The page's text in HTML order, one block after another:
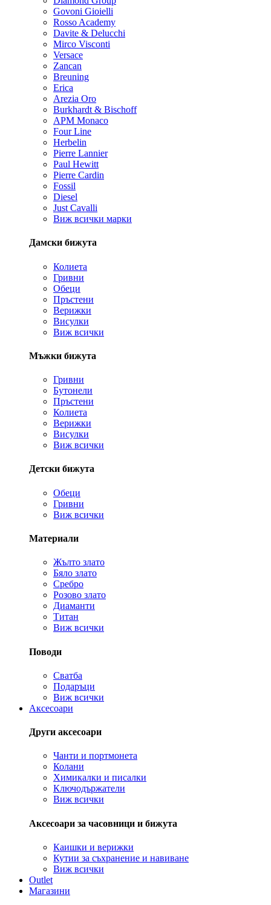
Govoni Gioielli
Rosso Academy
Davite & Delucchi
Mirco Visconti
Versace
Zancan
Breuning
Erica
Arezia Oro
Burkhardt & Bischoff
APM Monaco
Four Line
Herbelin
Pierre Lannier
Paul Hewitt
Pierre Cardin
Fossil
Diesel
Just Cavalli
Виж всички марки
Дамски бижута
Колиета
Гривни
Обеци
Пръстени
Верижки
Висулки
Виж всички
Мъжки бижута
Гривни
Бутонели
Пръстени
Колиета
Верижки
Висулки
Виж всички
Детски бижута
Обеци
Гривни
Виж всички
Материали
Жълто злато
Бяло злато
Сребро
Розово злато
Диаманти
Титан
Виж всички
Поводи
Сватба
Подаръци
Виж всички
Аксесоари
Други аксесоари
Чанти и портмонета
Колани
Химикалки и писалки
Ключодържатели
Виж всички
Аксесоари за часовници и бижута
Каишки и верижки
Кутии за съхранение и навиване
Виж всички
Outlet
Магазини